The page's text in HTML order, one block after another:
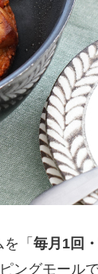
「 毎月1回
ングモール